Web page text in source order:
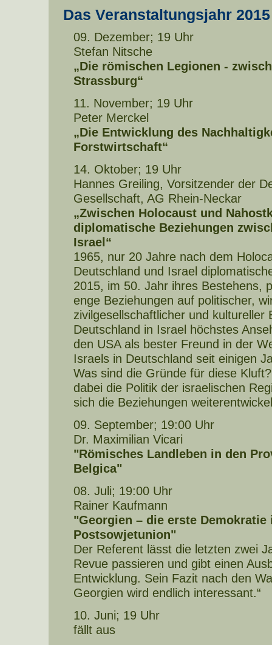
Das Veranstaltungsjahr 2015
09. Dezember; 19 Uhr
Stefan Nitsche
„Die römischen Legionen -
Strassburg“
11. November; 19 Uhr
Peter Merckel
„Die Entwicklung des
Forstwirtschaft“
14. Oktober; 19 Uhr
Hannes Greiling, Vorsitzender der
Gesellschaft, AG Rhein-Neckar
„Zwischen Holocaust und
diplomatische Beziehungen
Israel“
1965, nur 20 Jahre nach dem
Deutschland und Israel
2015, im 50. Jahr ihres Bestehens,
enge Beziehungen auf politischer,
zivilgesellschaftlicher und kultureller
Deutschland in Israel höchstes
den USA als bester Freund in der
Israels in Deutschland seit einigen
Was sind die Gründe für diese
dabei die Politik der israelischen
sich die Beziehungen
09. September; 19:00 Uhr
Dr. Maximilian Vicari
"Römisches Landleben in den
Belgica"
08. Juli; 19:00 Uhr
Rainer Kaufmann
"Georgien – die erste Demokratie
Postsowjetunion"
Der Referent lässt die letzten zwei
Revue passieren und gibt einen
Entwicklung. Sein Fazit nach den
Georgien wird endlich interessant.“
10. Juni; 19 Uhr
fällt aus